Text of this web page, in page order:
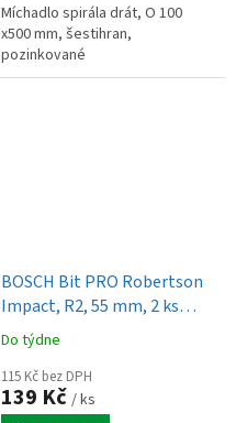
Míchadlo spirála drát, O 100
x500 mm, šestihran,
pozinkované
BOSCH Bit PRO Robertson
Impact, R2, 55 mm, 2 ks
(2.608.522.551)
Do týdne
115 Kč bez DPH
139 Kč / ks